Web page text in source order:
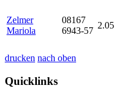
Zelmer
Mariola
08167
6943-57
2.05
drucken nach oben
Quicklinks